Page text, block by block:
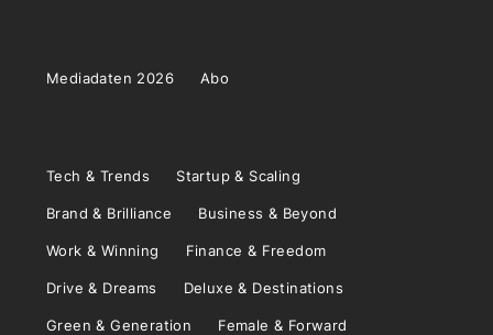
Mediadaten 2026 Abo
Tech & Trends Startup & Scaling
Brand & Brilliance Business & Beyond
Work & Winning Finance & Freedom
Drive & Dreams Deluxe & Destinations
Green & Generation Female & Forward